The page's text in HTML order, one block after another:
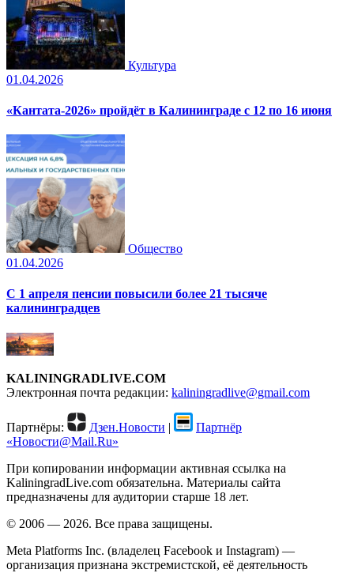
Культура
01.04.2026
«Кантата-2026» пройдёт в Калининграде с 12 по 16 июня
Общество
01.04.2026
С 1 апреля пенсии повысили более 21 тысяче
калининградцев
KALININGRADLIVE.COM
Электронная почта редакции: kaliningradlive@gmail.com
Партнёры: Дзен.Новости |
Партнёр
«Новости@Mail.Ru»
При копировании информации активная ссылка на
KaliningradLive.com обязательна. Материалы сайта
предназначены для аудитории старше 18 лет.
© 2006 — 2026. Все права защищены.
Meta Platforms Inc. (владелец Facebook и Instagram) —
организация признана экстремистской, её деятельность